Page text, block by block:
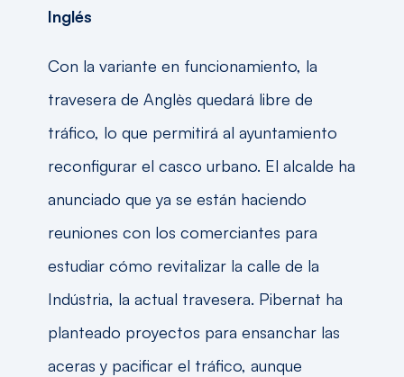
Inglés
Con la variante en funcionamiento, la
travesera de Anglès quedará libre de
tráfico, lo que permitirá al ayuntamiento
reconfigurar el casco urbano. El alcalde ha
anunciado que ya se están haciendo
reuniones con los comerciantes para
estudiar cómo revitalizar la calle de la
Indústria, la actual travesera. Pibernat ha
planteado proyectos para ensanchar las
aceras y pacificar el tráfico, aunque